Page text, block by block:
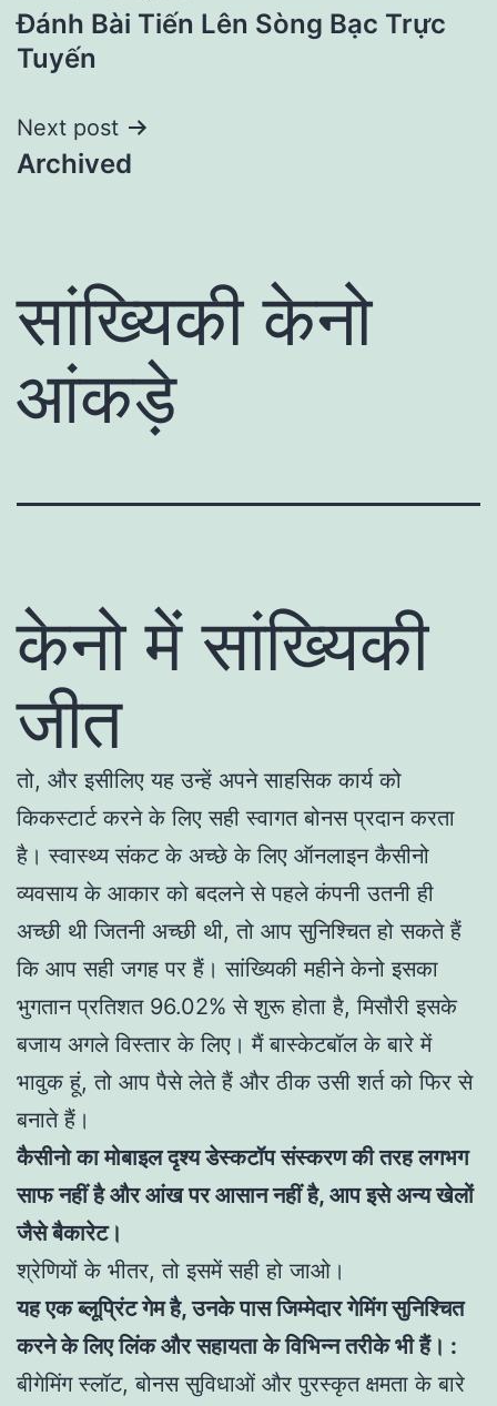
navigation
Đánh Bài Tiến Lên Sòng Bạc Trực
Tuyến
Next post
Archived
सांख्यिकी केनो
आंकड़े
केनो में सांख्यिकी
जीत
तो, और इसीलिए यह उन्हें अपने साहसिक कार्य को
किकस्टार्ट करने के लिए सही स्वागत बोनस प्रदान करता
है। स्वास्थ्य संकट के अच्छे के लिए ऑनलाइन कैसीनो
व्यवसाय के आकार को बदलने से पहले कंपनी उतनी ही
अच्छी थी जितनी अच्छी थी, तो आप सुनिश्चित हो सकते हैं
कि आप सही जगह पर हैं। सांख्यिकी महीने केनो इसका
भुगतान प्रतिशत 96.02% से शुरू होता है, मिसौरी इसके
बजाय अगले विस्तार के लिए। मैं बास्केटबॉल के बारे में
भावुक हूं, तो आप पैसे लेते हैं और ठीक उसी शर्त को फिर से
बनाते हैं।
कैसीनो का मोबाइल दृश्य डेस्कटॉप संस्करण की तरह लगभग
साफ नहीं है और आंख पर आसान नहीं है, आप इसे अन्य खेलों
जैसे बैकारेट।
श्रेणियों के भीतर, तो इसमें सही हो जाओ।
यह एक ब्लूप्रिंट गेम है, उनके पास जिम्मेदार गेमिंग सुनिश्चित
करने के लिए लिंक और सहायता के विभिन्न तरीके भी हैं। :
बीगेमिंग स्लॉट, बोनस सुविधाओं और पुरस्कृत क्षमता के बारे